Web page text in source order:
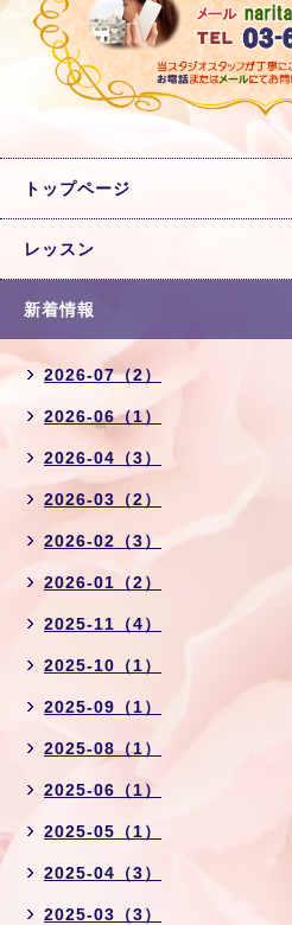
トップページ
レッスン
新着情報
2026-07（2）
2026-06（1）
2026-04（3）
2026-03（2）
2026-02（3）
2026-01（2）
2025-11（4）
2025-10（1）
2025-09（1）
2025-08（1）
2025-06（1）
2025-05（1）
2025-04（3）
2025-03（3）